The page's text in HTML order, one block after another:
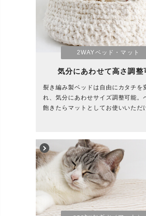
2WAYベッド・マット
気分にあわせて高さ調整
裂き編み製ベッドは自由にカタチを
れ、気分にあわせサイズ調整可能。
飽きたらマットとしてお使いいただ